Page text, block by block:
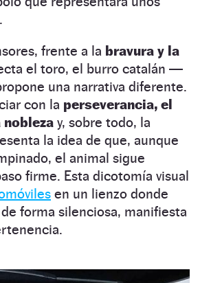
frente a la bravura y la
el toro, el burro catalán —
una narrativa diferente.
con la perseverancia, el
y, sobre todo, la
la idea de que, aunque
el animal sigue
firme. Esta dicotomía visual
en un lienzo donde
forma silenciosa, manifiesta